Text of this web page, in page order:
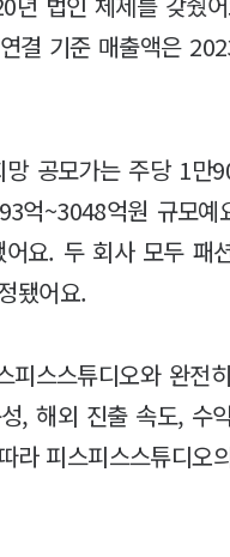
결 기준 매출액은
망 공모가는 주당 1
억~3048억원 규모
요. 두 회사 모두 패
됐어요.
피스스튜디오와 완
, 해외 진출 속도, 수
라 피스피스스튜디